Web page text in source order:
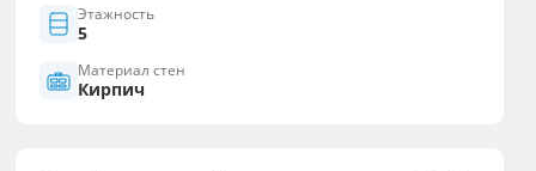
Этажность
5
Материал стен
Кирпич